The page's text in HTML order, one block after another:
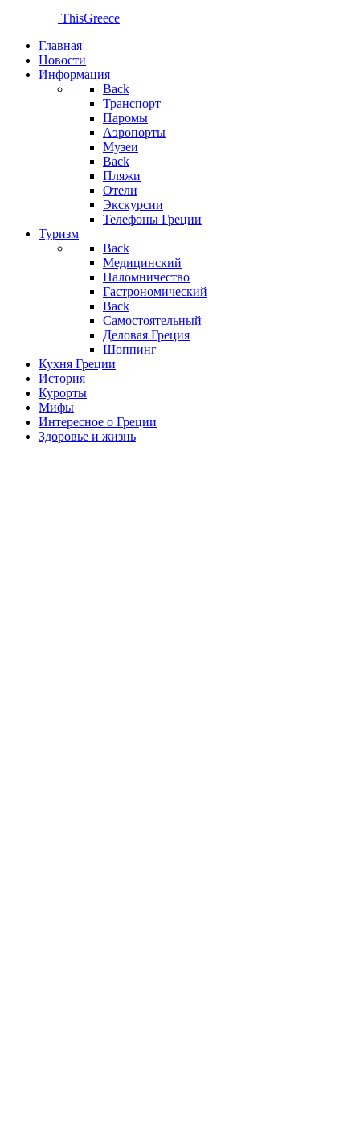
ThisGreece
Главная
Новости
Информация
Back
Транспорт
Паромы
Аэропорты
Музеи
Back
Пляжи
Отели
Экскурсии
Телефоны Греции
Туризм
Back
Медицинский
Паломничество
Гастрономический
Back
Самостоятельный
Деловая Греция
Шоппинг
Кухня Греции
История
Курорты
Мифы
Интересное о Греции
Здоровье и жизнь